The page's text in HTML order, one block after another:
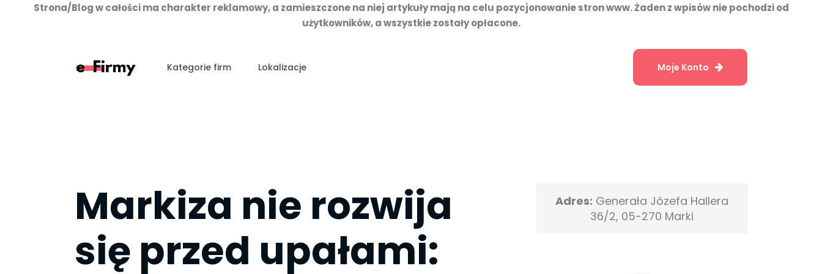
Strona/Blog w całości ma charakter reklamowy, a zamieszczone na niej artykuły mają na celu pozycjonowanie stron www. Żaden z wpisów nie pochodzi od
użytkowników, a wszystkie zostały opłacone.
Kategorie firm Lokalizacje Moje Konto
Markiza nie rozwija
się przed upałami:
Adres: Generała Józefa Hallera
36/2, 05-270 Marki